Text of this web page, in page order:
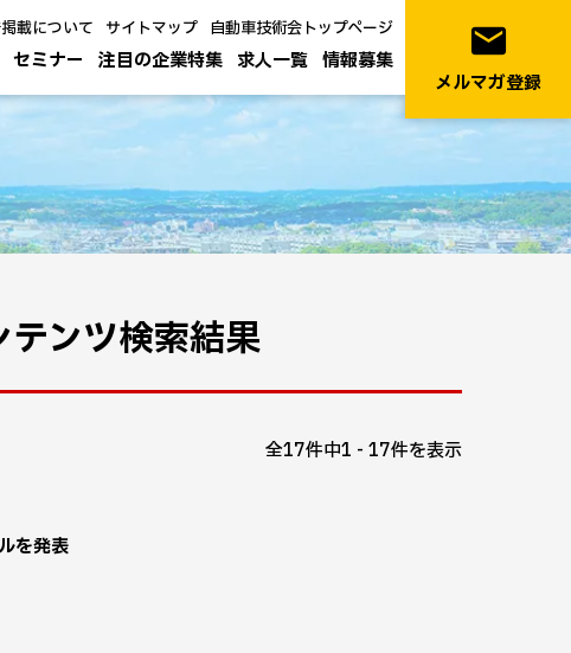
セミナー 注目の企業特集 求人一覧 情報募集
載について サイトマップ 自動車技術会トップページ email
メルマガ登録
ンツ検索結果
全17件中1 - 17件を表示
を発表